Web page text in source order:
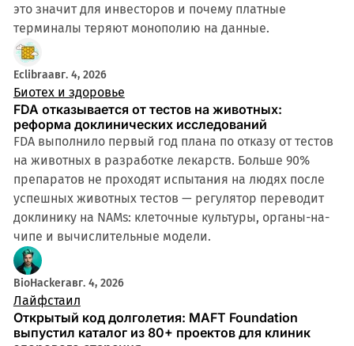
это значит для инвесторов и почему платные
терминалы теряют монополию на данные.
Eclibraавг. 4, 2026
Биотех и здоровье
FDA отказывается от тестов на животных:
реформа доклинических исследований
FDA выполнило первый год плана по отказу от тестов
на животных в разработке лекарств. Больше 90%
препаратов не проходят испытания на людях после
успешных животных тестов — регулятор переводит
доклинику на NAMs: клеточные культуры, органы-на-
чипе и вычислительные модели.
BioHackerавг. 4, 2026
Лайфстаил
Открытый код долголетия: MAFT Foundation
выпустил каталог из 80+ проектов для клиник